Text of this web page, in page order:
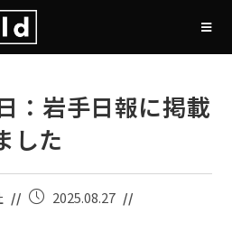
：岩手日報に掲載
した
2025.08.27